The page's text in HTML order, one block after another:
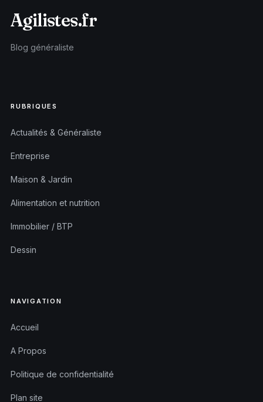
Agilistes.fr
Blog généraliste
RUBRIQUES
Actualités & Généraliste
Entreprise
Maison & Jardin
Alimentation et nutrition
Immobilier / BTP
Dessin
NAVIGATION
Accueil
A Propos
Politique de confidentialité
Plan site